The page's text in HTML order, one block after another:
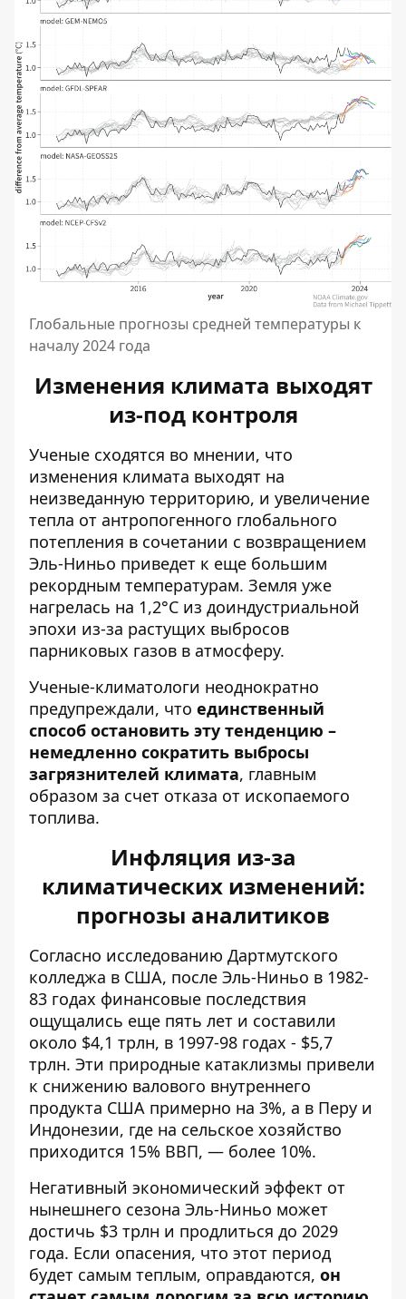
Глобальные прогнозы средней температуры к
началу 2024 года
Изменения климата выходят
из-под контроля
Ученые сходятся во мнении, что
изменения климата выходят на
неизведанную территорию, и увеличение
тепла от антропогенного глобального
потепления в сочетании с возвращением
Эль-Ниньо приведет к еще большим
рекордным температурам. Земля уже
нагрелась на 1,2°C из доиндустриальной
эпохи из-за растущих выбросов
парниковых газов в атмосферу.
Ученые-климатологи неоднократно
предупреждали, что единственный
способ остановить эту тенденцию –
немедленно сократить выбросы
загрязнителей климата, главным
образом за счет отказа от ископаемого
топлива.
Инфляция из-за
климатических изменений:
прогнозы аналитиков
Согласно исследованию Дартмутского
колледжа в США, после Эль-Ниньо в 1982-
83 годах финансовые последствия
ощущались еще пять лет и составили
около $4,1 трлн, в 1997-98 годах - $5,7
трлн. Эти природные катаклизмы привели
к снижению валового внутреннего
продукта США примерно на 3%, а в Перу и
Индонезии, где на сельское хозяйство
приходится 15% ВВП, — более 10%.
Негативный экономический эффект от
нынешнего сезона Эль-Ниньо может
достичь $3 трлн и продлиться до 2029
года. Если опасения, что этот период
будет самым теплым, оправдаются, он